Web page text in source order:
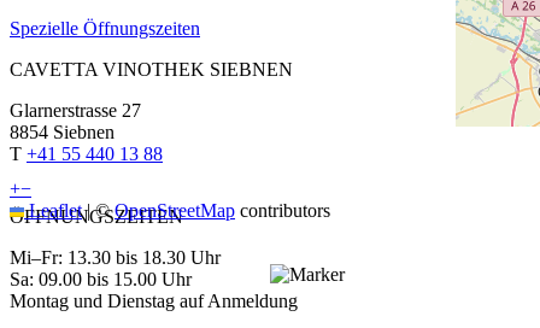
+−
Leaflet |©OpenStreetMap contributors
Spezielle Öffnungszeiten
CAVETTA VINOTHEK SIEBNEN
Glarnerstrasse 27
8854 Siebnen
T +41 55 440 13 88
ÖFFNUNGSZEITEN
Mi–Fr: 13.30 bis 18.30 Uhr
Sa: 09.00 bis 15.00 Uhr
Montag und Dienstag auf Anmeldung